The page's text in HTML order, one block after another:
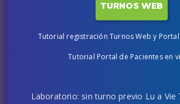
TURNOS WEB
Tutorial registración Turnos Web y
Tutorial Portal de Pacientes en
Laboratorio: sin turno previo Lu a Vie